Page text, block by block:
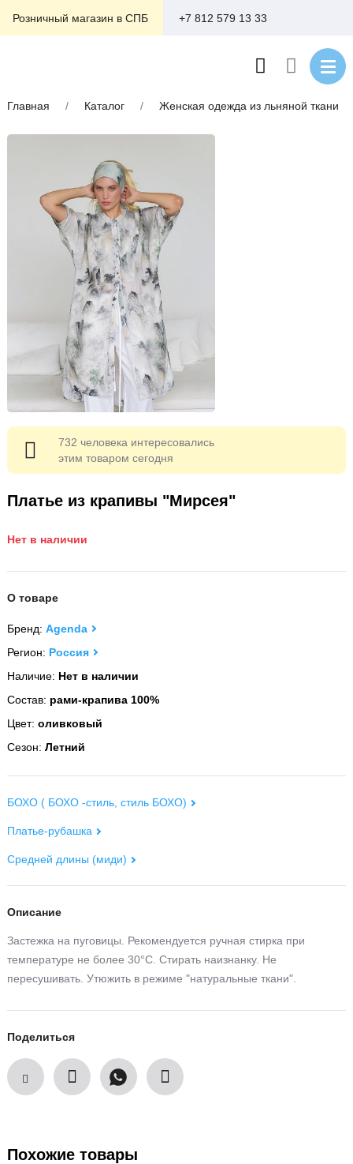
Розничный магазин в СПБ +7 812 579 13 33
Главная / Каталог / Женская одежда из льняной ткани
Платье из крапивы "Мирсея"
Нет в наличии
О товаре
Бренд: Agenda
Регион: Россия
Наличие: Нет в наличии
Состав: рами-крапива 100%
Цвет: оливковый
Сезон: Летний
БОХО ( БОХО -стиль, стиль БОХО)
Платье-рубашка
Средней длины (миди)
Описание
Застежка на пуговицы. Рекомендуется ручная стирка при
температуре не более 30°С. Стирать наизнанку. Не
пересушивать. Утюжить в режиме "натуральные ткани".
Поделиться
732 человека интересовались
этим товаром сегодня
Похожие товары